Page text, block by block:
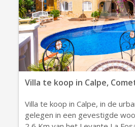
Villa te koop in Calpe,
Villa te koop in Calpe, in de
gelegen in een gevestigde